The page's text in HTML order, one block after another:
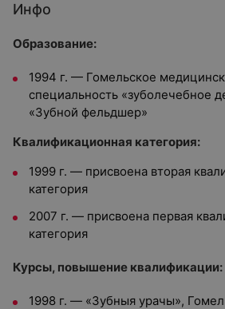
Инфо
Образование:
1994 г. — Гомельское
специальность «зуболечебное
«Зубной фельдшер»
Квалификационная категория:
1999 г. — присвоена вторая
категория
2007 г. — присвоена первая
категория
Курсы, повышение квалификации:
1998 г. — «Зубныя урачы»,